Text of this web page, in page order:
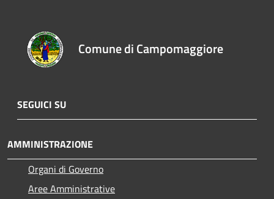
Comune di Campomaggiore
SEGUICI SU
AMMINISTRAZIONE
Organi di Governo
Aree Amministrative